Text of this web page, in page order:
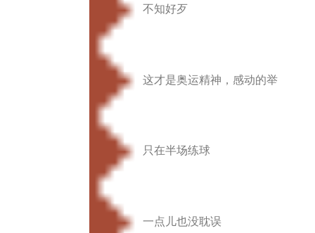
不知好歹
这才是奥运精神，感动的举
只在半场练球
一点儿也没耽误